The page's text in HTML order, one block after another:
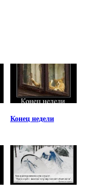
Конец недели